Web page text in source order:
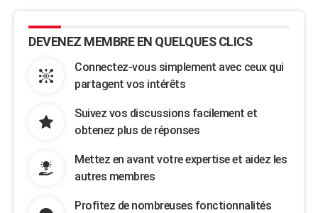
DEVENEZ MEMBRE EN QUELQUES CLICS
Connectez-vous simplement avec ceux qui
partagent vos intérêts
Suivez vos discussions facilement et
obtenez plus de réponses
Mettez en avant votre expertise et aidez les
autres membres
Profitez de nombreuses fonctionnalités